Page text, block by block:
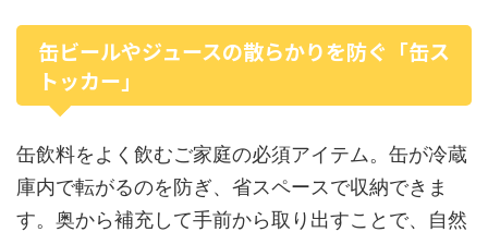
缶ビールやジュースの散らかりを防ぐ「缶ス
トッカー」
缶飲料をよく飲むご家庭の必須アイテム。缶が冷蔵
庫内で転がるのを防ぎ、省スペースで収納できま
す。奥から補充して手前から取り出すことで、自然